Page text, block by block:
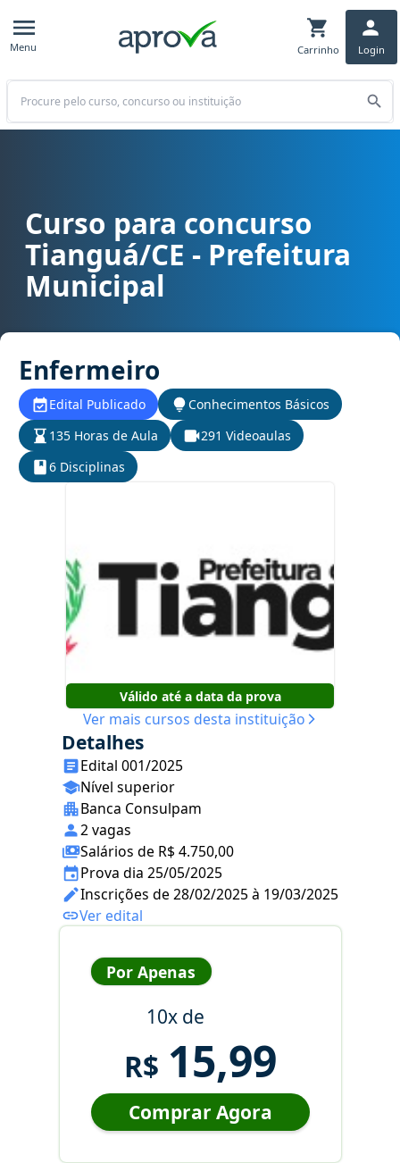
Menu Carrinho Login
Buscar
Curso para concurso Tianguá/CE - Prefeitura Municipal cargo
Curso para concurso
Tianguá/CE - Prefeitura
Municipal
Enfermeiro
Edital Publicado
Conhecimentos Básicos
135 Horas de Aula
291 Videoaulas
6 Disciplinas
Válido até a data da prova
Ver mais cursos desta instituição
Detalhes
Edital 001/2025
Nível superior
Banca Consulpam
2 vagas
Salários de R$ 4.750,00
Prova dia 25/05/2025
Inscrições de 28/02/2025 à 19/03/2025
Ver edital
Por Apenas
10x de
R$ 15,99
Comprar Agora